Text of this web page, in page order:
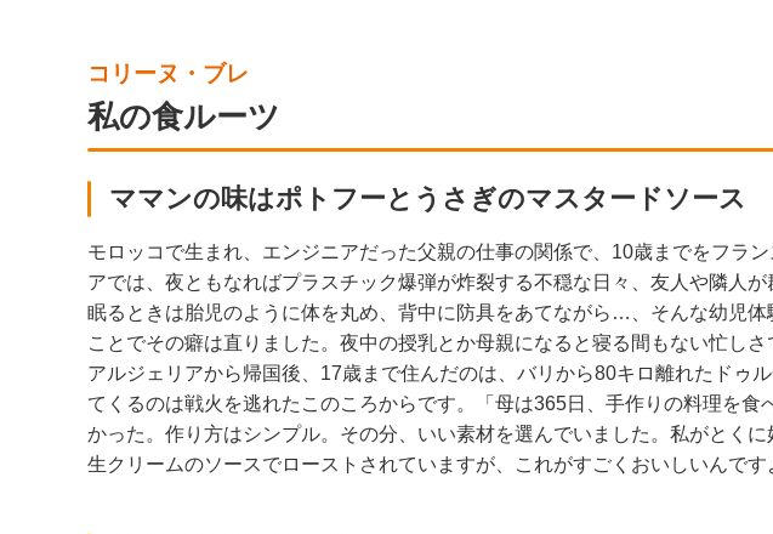
コリーヌ・ブレ
私の食ルーツ
ママンの味はポトフーとうさぎのマスタードソース
モロッコで生まれ、エンジニアだった父親の仕事の関係で、10歳までをフラ
アでは、夜ともなればプラスチック爆弾が炸裂する不穏な日々、友人や隣人
眠るときは胎児のように体を丸め、背中に防具をあてながら…、そんな幼児
ことでその癖は直りました。夜中の授乳とか母親になると寝る間もない忙しさ
アルジェリアから帰国後、17歳まで住んだのは、バリから80キロ離れたドゥ
てくるのは戦火を逃れたこのころからです。「母は365日、手作りの料理を
かった。作り方はシンプル。その分、いい素材を選んでいました。私がとく
生クリームのソースでローストされていますが、これがすごくおいしいんです